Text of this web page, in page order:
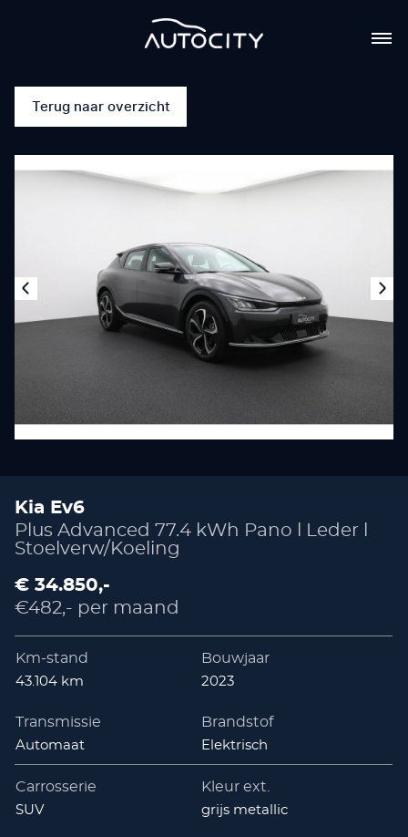
Terug naar overzicht
Kia Ev6
Plus Advanced 77.4 kWh Pano l Leder l
Stoelverw/Koeling
€ 34.850,-
€482,- per maand
Km-stand
43.104 km
Bouwjaar
2023
Transmissie
Automaat
Brandstof
Elektrisch
Carrosserie
SUV
Kleur ext.
grijs metallic